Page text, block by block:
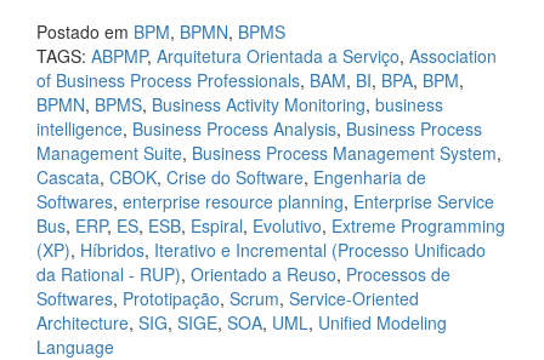
Postado em BPM, BPMN, BPMS
TAGS: ABPMP, Arquitetura Orientada a Serviço, Association
of Business Process Professionals, BAM, BI, BPA, BPM,
BPMN, BPMS, Business Activity Monitoring, business
intelligence, Business Process Analysis, Business Process
Management Suite, Business Process Management System,
Cascata, CBOK, Crise do Software, Engenharia de
Softwares, enterprise resource planning, Enterprise Service
Bus, ERP, ES, ESB, Espiral, Evolutivo, Extreme Programming
(XP), Híbridos, Iterativo e Incremental (Processo Unificado
da Rational - RUP), Orientado a Reuso, Processos de
Softwares, Prototipação, Scrum, Service-Oriented
Architecture, SIG, SIGE, SOA, UML, Unified Modeling
Language